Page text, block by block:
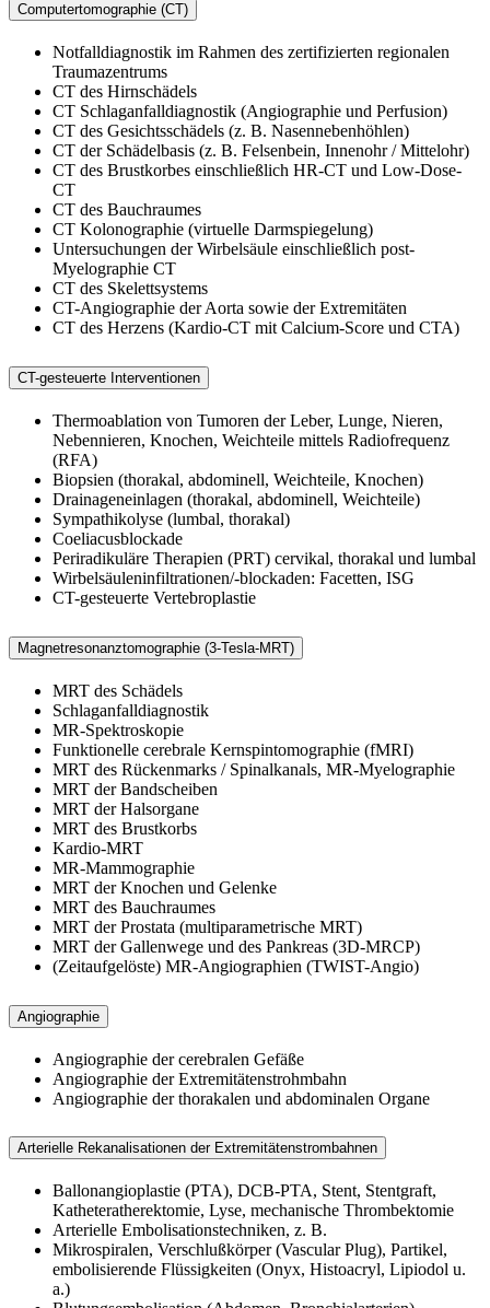
Computertomographie (CT)
Notfalldiagnostik im Rahmen des zertifizierten regionalen
Traumazentrums
CT des Hirnschädels
CT Schlaganfalldiagnostik (Angiographie und Perfusion)
CT des Gesichtsschädels (z. B. Nasennebenhöhlen)
CT der Schädelbasis (z. B. Felsenbein, Innenohr / Mittelohr)
CT des Brustkorbes einschließlich HR-CT und Low-Dose-
CT
CT des Bauchraumes
CT Kolonographie (virtuelle Darmspiegelung)
Untersuchungen der Wirbelsäule einschließlich post-
Myelographie CT
CT des Skelettsystems
CT-Angiographie der Aorta sowie der Extremitäten
CT des Herzens (Kardio-CT mit Calcium-Score und CTA)
CT-gesteuerte Interventionen
Thermoablation von Tumoren der Leber, Lunge, Nieren,
Nebennieren, Knochen, Weichteile mittels Radiofrequenz
(RFA)
Biopsien (thorakal, abdominell, Weichteile, Knochen)
Drainageneinlagen (thorakal, abdominell, Weichteile)
Sympathikolyse (lumbal, thorakal)
Coeliacusblockade
Periradikuläre Therapien (PRT) cervikal, thorakal und lumbal
Wirbelsäuleninfiltrationen/-blockaden: Facetten, ISG
CT-gesteuerte Vertebroplastie
Magnetresonanztomographie (3-Tesla-MRT)
MRT des Schädels
Schlaganfalldiagnostik
MR-Spektroskopie
Funktionelle cerebrale Kernspintomographie (fMRI)
MRT des Rückenmarks / Spinalkanals, MR-Myelographie
MRT der Bandscheiben
MRT der Halsorgane
MRT des Brustkorbs
Kardio-MRT
MR-Mammographie
MRT der Knochen und Gelenke
MRT des Bauchraumes
MRT der Prostata (multiparametrische MRT)
MRT der Gallenwege und des Pankreas (3D-MRCP)
(Zeitaufgelöste) MR-Angiographien (TWIST-Angio)
Angiographie
Angiographie der cerebralen Gefäße
Angiographie der Extremitätenstrohmbahn
Angiographie der thorakalen und abdominalen Organe
Arterielle Rekanalisationen der Extremitätenstrombahnen
Ballonangioplastie (PTA), DCB-PTA, Stent, Stentgraft,
Katheteratherektomie, Lyse, mechanische Thrombektomie
Arterielle Embolisationstechniken, z. B.
Mikrospiralen, Verschlußkörper (Vascular Plug), Partikel,
embolisierende Flüssigkeiten (Onyx, Histoacryl, Lipiodol u.
a.)